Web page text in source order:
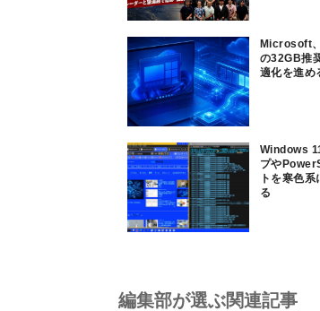
Microsoft
の32GB推
適化を進め
Windows
プや
トを寒色
る
編集部が選ぶ関連記事